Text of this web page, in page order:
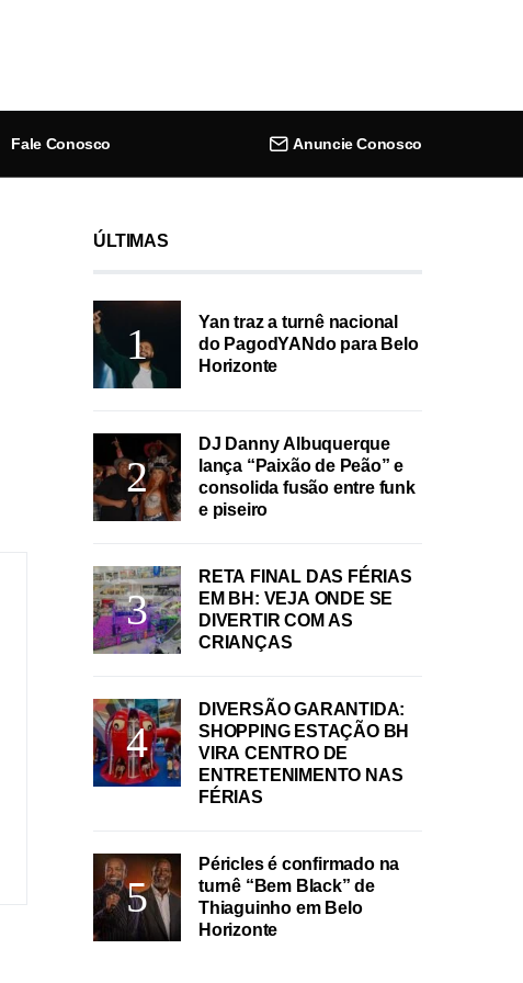
Fale Conosco Anuncie Conosco
ÚLTIMAS
Yan traz a turnê nacional
do PagodYANdo para Belo
Horizonte
DJ Danny Albuquerque
lança “Paixão de Peão” e
consolida fusão entre funk
e piseiro
RETA FINAL DAS FÉRIAS
EM BH: VEJA ONDE SE
DIVERTIR COM AS
CRIANÇAS
DIVERSÃO GARANTIDA:
SHOPPING ESTAÇÃO BH
VIRA CENTRO DE
ENTRETENIMENTO NAS
FÉRIAS
Péricles é confirmado na
turnê “Bem Black” de
Thiaguinho em Belo
Horizonte